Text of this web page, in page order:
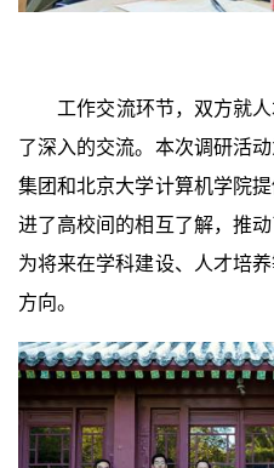
工作交流环节，双方就
了深入的交流。本次调研活
集团和北京大学计算机学院
进了高校间的相互了解，推
为将来在学科建设、人才培
方向。